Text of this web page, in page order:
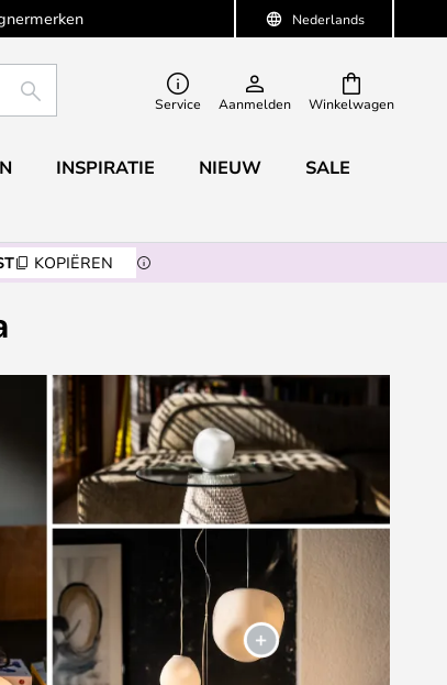
Nederlands
Winkelwagen
ZOEKEN Service Aanmelden
INSPIRATIE NIEUW SALE
KOPIËREN